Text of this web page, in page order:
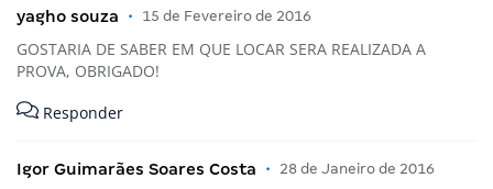
yagho souza • 15 de Fevereiro de 2016
GOSTARIA DE SABER EM QUE LOCAR SERA REALIZADA A
PROVA, OBRIGADO!
Responder
Igor Guimarães Soares Costa • 28 de Janeiro de 2016